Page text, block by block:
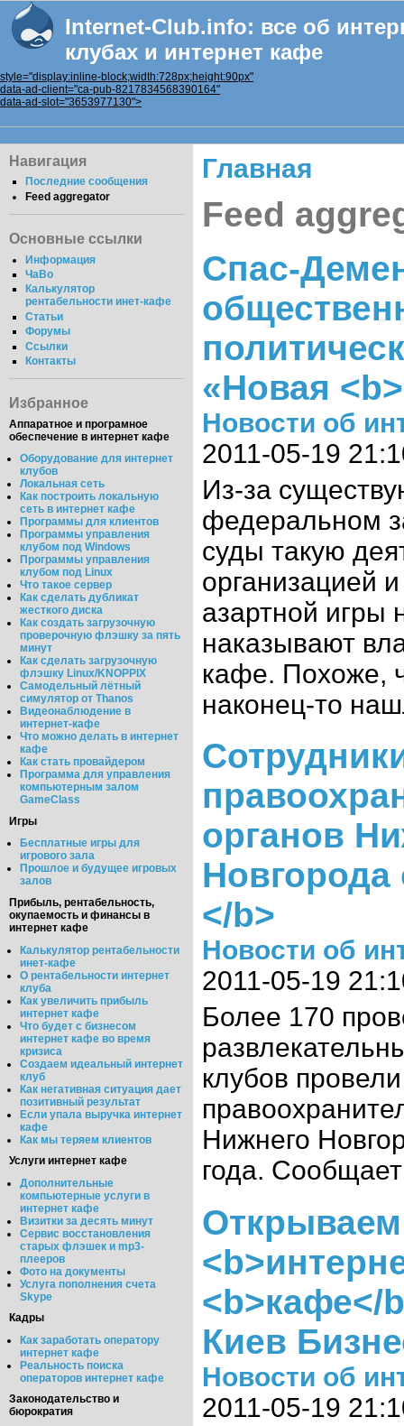
Internet-Club.info: все об
клубах и интернет кафе
style="display:inline-block;width:728px;height:90px"
data-ad-client="ca-pub-8217834568390164"
data-ad-slot="3653977130">
Навигация
Последние сообщения
Feed aggregator
Основные ссылки
Информация
ЧаВо
Калькулятор
рентабельности инет-кафе
Статьи
Форумы
Ссылки
Контакты
Избранное
Аппаратное и програмное
обеспечение в интернет кафе
Оборудование для интернет
клубов
Локальная сеть
Как построить локальную
сеть в интернет кафе
Программы для клиентов
Программы управления
клубом под Windows
Программы управления
клубом под Linux
Что такое сервер
Как сделать дубликат
жесткого диска
Как создать загрузочную
проверочную флэшку за пять
минут
Как сделать загрузочную
флэшку Linux/KNOPPIX
Самодельный лётный
симулятор от Thanos
Видеонаблюдение в
интернет-кафе
Что можно делать в интернет
кафе
Как стать провайдером
Программа для управления
компьютерным залом
GameClass
Игры
Бесплатные игры для
игрового зала
Прошлое и будущее игровых
залов
Прибыль, рентабельность,
окупаемость и финансы в
интернет кафе
Калькулятор рентабельности
инет-кафе
О рентабельности интернет
клуба
Как увеличить прибыль
интернет кафе
Что будет с бизнесом
интернет кафе во время
кризиса
Создаем идеальный интернет
клуб
Как негативная ситуация дает
позитивный результат
Если упала выручка интернет
кафе
Как мы теряем клиентов
Услуги интернет кафе
Дополнительные
компьютерные услуги в
интернет кафе
Визитки за десять минут
Сервис восстановления
старых флэшек и mp3-
плееров
Фото на документы
Услуга пополнения счета
Skype
Кадры
Как заработать оператору
интернет кафе
Реальность поиска
операторов интернет кафе
Законодательство и
бюрократия
Главная
Feed
Спас-
«Новая
Новости об
2011-05-19
Из-за
федеральном
суды такую
организацией
азартной игры
наказывают
кафе. Похоже,
наконец-то
органов
Новгорода
</b>
Новости об
2011-05-19
Более 170
клубов
Нижнего
года.
Открываем
<b>кафе</
Киев
Новости об
2011-05-19